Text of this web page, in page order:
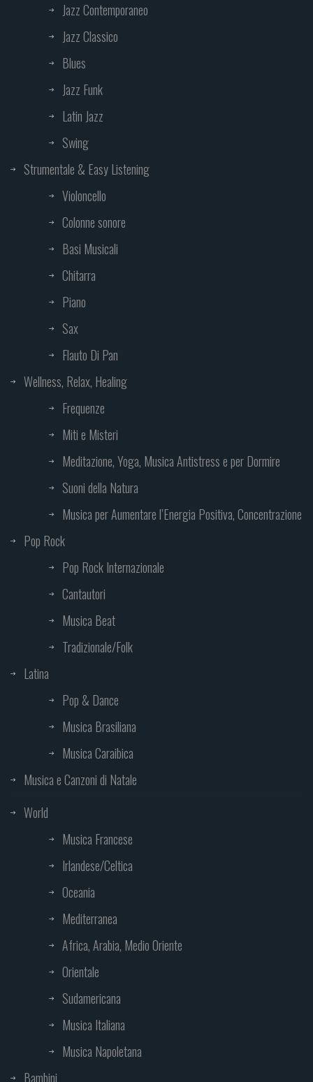
Jazz Contemporaneo
Jazz Classico
Blues
Jazz Funk
Latin Jazz
Swing
Strumentale & Easy Listening
Violoncello
Colonne sonore
Basi Musicali
Chitarra
Piano
Sax
Flauto Di Pan
Wellness, Relax, Healing
Frequenze
Miti e Misteri
Meditazione, Yoga, Musica Antistress e per Dormire
Suoni della Natura
Musica per Aumentare l’Energia Positiva, Concentrazione
Pop Rock
Pop Rock Internazionale
Cantautori
Musica Beat
Tradizionale/Folk
Latina
Pop & Dance
Musica Brasiliana
Musica Caraibica
Musica e Canzoni di Natale
World
Musica Francese
Irlandese/Celtica
Oceania
Mediterranea
Africa, Arabia, Medio Oriente
Orientale
Sudamericana
Musica Italiana
Musica Napoletana
Bambini